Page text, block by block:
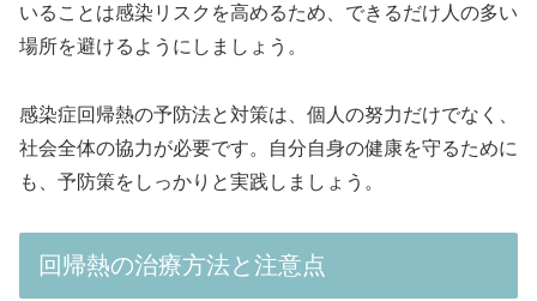
いることは感染リスクを高めるため、できるだけ人の多い
場所を避けるようにしましょう。
感染症回帰熱の予防法と対策は、個人の努力だけでなく、
社会全体の協力が必要です。自分自身の健康を守るために
も、予防策をしっかりと実践しましょう。
回帰熱の治療方法と注意点